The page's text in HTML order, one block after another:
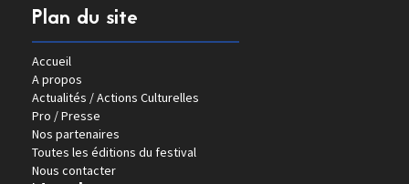
Plan du site
Accueil
A propos
Actualités / Actions Culturelles
Pro / Presse
Nos partenaires
Toutes les éditions du festival
Nous contacter